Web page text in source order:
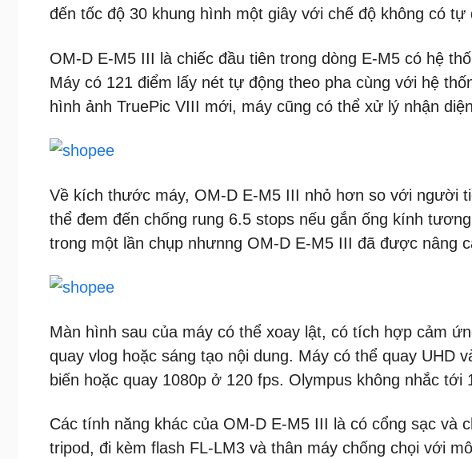
đến tốc độ 30 khung hình một giây với chế độ không có tự
OM-D E-M5 III là chiếc đầu tiên trong dòng E-M5 có hệ
Máy có 121 điểm lấy nét tự động theo pha cùng với hệ
hình ảnh TruePic VIII mới, máy cũng có thể xử lý nhận
Về kích thước máy, OM-D E-M5 III nhỏ hơn so với người
thể đem đến chống rung 6.5 stops nếu gắn ống kính
trong một lần chụp nhưnng OM-D E-M5 III đã được nâng
Màn hình sau của máy có thể xoay lật, có tích hợp cảm
quay vlog hoặc sáng tạo nội dung. Máy có thể quay
biến hoặc quay 1080p ở 120 fps. Olympus không nhắc
Các tính năng khác của OM-D E-M5 III là có cổng sạc và
tripod, đi kèm flash FL-LM3 và thân máy chống chọi với